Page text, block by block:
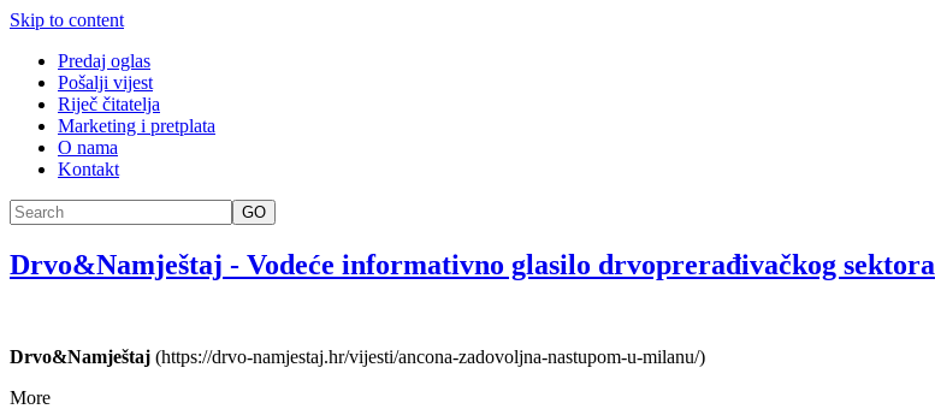
Skip to content
Predaj oglas
Pošalji vijest
Riječ čitatelja
Marketing i pretplata
O nama
Kontakt
GO
Drvo&Namještaj - Vodeće informativno glasilo drvoprerađivačkog sektora
Drvo&Namještaj (https://drvo-namjestaj.hr/vijesti/ancona-zadovoljna-nastupom-u-milanu/)
More